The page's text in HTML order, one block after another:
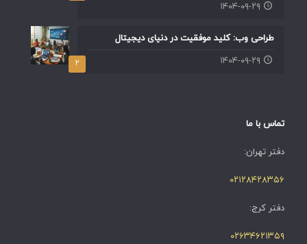
۱۴۰۴-۰۹-۲۹
۲
طراحی وب: کلید موفقیت در دنیای دیجیتال
۱۴۰۴-۰۹-۲۹
تماس با ما
دفتر تهران:
۰۲۱۲۸۴۲۸۳۵۶
دفتر کرج:
۰۲۶۳۴۶۲۱۳۵۹